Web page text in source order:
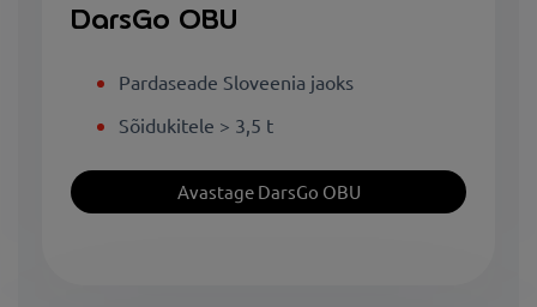
DarsGo OBU
Pardaseade Sloveenia jaoks
Sõidukitele > 3,5 t
Avastage DarsGo OBU